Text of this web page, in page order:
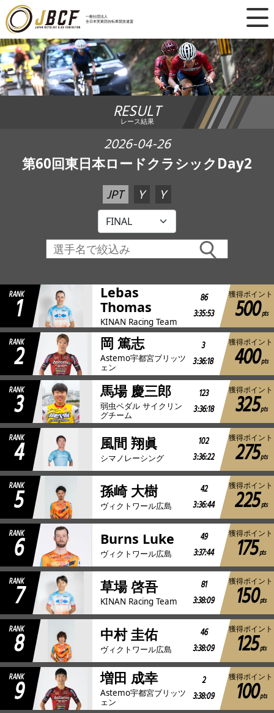
一般社団法人
全日本実業団自転車競技連盟
×
ニュース
レース日程
ランキング
レース結果
チーム・選手
競技ガイド
加盟・登録
JBCF ROAD SERIESとは
RESULT
レース結果
2026-04-26
第60回東日本ロードクラシックDay2
JPT Y Y
RANK
1
Lebas
Thomas
KINAN Racing Team
86
3:35:53
獲得ポイント
500 pts
RANK
2 岡 篤志
Astemo宇都宮ブリッツ
ェン
3
3:36:18
獲得ポイント
400pts
RANK
3 馬場 慶三郎
弱虫ペダル サイクリン
グチーム
123
3:36:18
獲得ポイント
325pts
RANK
4 風間 翔眞
シマノレーシング
102
3:36:22
獲得ポイント
275pts
RANK
5 孫崎 大樹
ヴィクトワール広島
42
3:36:44
獲得ポイント
225pts
RANK
6 Burns Luke
ヴィクトワール広島
49
3:37:44
獲得ポイント
175pts
RANK
7 草場 啓吾
KINAN Racing Team
81
3:38:09
獲得ポイント
150pts
RANK
8 中村 圭佑
ヴィクトワール広島
46
3:38:09
獲得ポイント
125 pts
RANK
9 増田 成幸
Astemo宇都宮ブリッツ
ェン
2
3:38:09
獲得ポイント
100pts